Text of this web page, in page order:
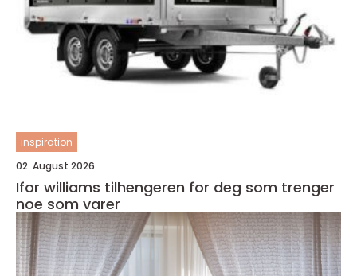
inspiration
02. August 2026
Ifor williams tilhengeren for deg som trenger
noe som varer